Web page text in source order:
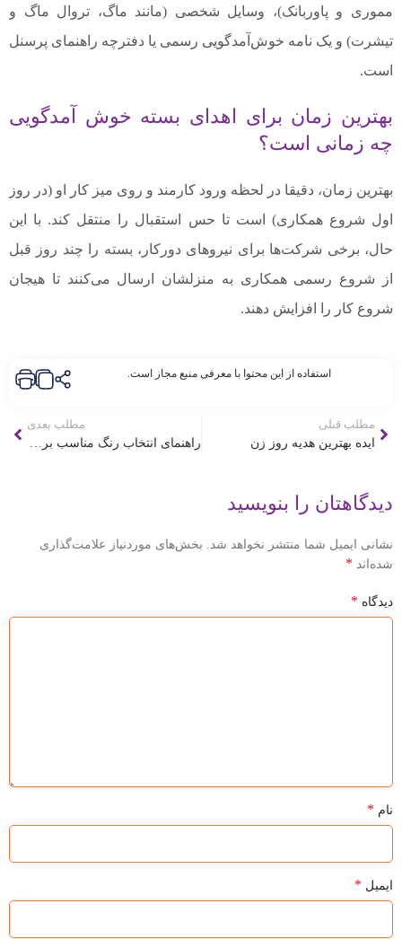
مموری و پاوربانک)، وسایل شخصی (مانند ماگ، تروال ماگ و
تیشرت) و یک نامه خوش‌آمدگویی رسمی یا دفترچه راهنمای پرسنل
است.
بهترین زمان برای اهدای بسته خوش آمدگویی
چه زمانی است؟
بهترین زمان، دقیقا در لحظه ورود کارمند و روی میز کار او (در روز
اول شروع همکاری) است تا حس استقبال را منتقل کند. با این
حال، برخی شرکت‌ها برای نیروهای دورکار، بسته را چند روز قبل
از شروع رسمی همکاری به منزلشان ارسال می‌کنند تا هیجان
شروع کار را افزایش دهند.
استفاده از این محتوا با معرفی منبع مجاز است.
مطلب قبلی
ایده بهترین هدیه روز زن
مطلب بعدی
دیدگاهتان را بنویسید
نشانی ایمیل شما منتشر نخواهد شد.
بخش‌های موردنیاز علامت‌گذاری
شده‌اند *
دیدگاه *
نام *
ایمیل *